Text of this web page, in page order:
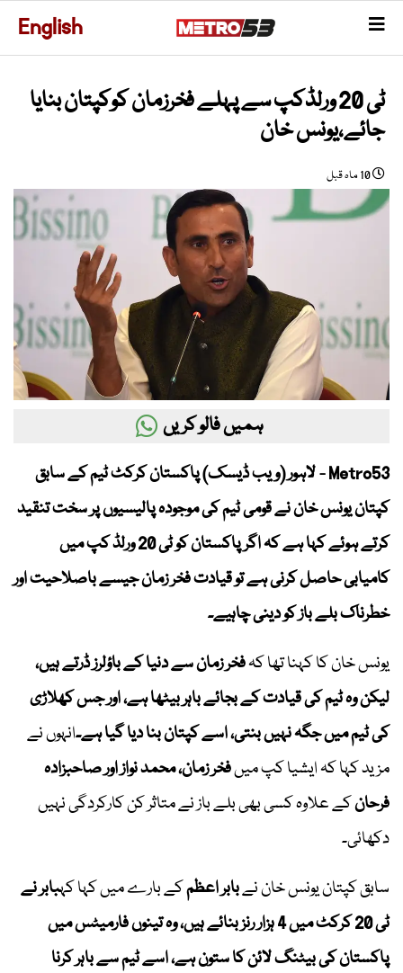
English
ٹی 20 ورلڈکپ سے پہلے فخرزمان کوکپتان بنایا
جائے،یونس خان
10 ماہ قبل
ہمیں فالو کریں
Metro53 - لاہور (ویب ڈیسک) پاکستان کرکٹ ٹیم کے سابق
کپتان یونس خان نے قومی ٹیم کی موجودہ پالیسیوں پر سخت تنقید
کرتے ہوئے کہا ہے کہ اگر پاکستان کو ٹی 20 ورلڈ کپ میں
کامیابی حاصل کرنی ہے تو قیادت فخر زمان جیسے باصلاحیت اور
خطرناک بلے باز کو دینی چاہیے۔
یونس خان کا کہنا تھا کہفخر زمان سے دنیا کے باؤلرز ڈرتے ہیں،
لیکن وہ ٹیم کی قیادت کے بجائے باہر بیٹھا ہے، اور جس کھلاڑی
کی ٹیم میں جگہ نہیں بنتی، اسے کپتان بنا دیا گیا ہے۔انہوں نے
مزید کہا کہ ایشیا کپ میںفخر زمان، محمد نواز اور صاحبزادہ
فرحانکے علاوہ کسی بھی بلے باز نے متاثر کن کارکردگی نہیں
دکھائی۔
سابق کپتان یونس خان نےبابر اعظمکے بارے میں کہا کہبابر نے
ٹی 20 کرکٹ میں 4 ہزار رنز بنائے ہیں، وہ تینوں فارمیٹس میں
پاکستان کی بیٹنگ لائن کا ستون ہے، اسے ٹیم سے باہر کرنا